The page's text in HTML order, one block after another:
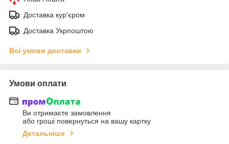
Доставка кур'єром
Доставка Укрпоштою
Всі умови доставки
Умови оплати
Ви отримаєте замовлення
або гроші повернуться на вашу картку
Детальніше